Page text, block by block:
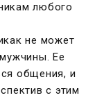
любого
не может
Ее
общения, и
с этим